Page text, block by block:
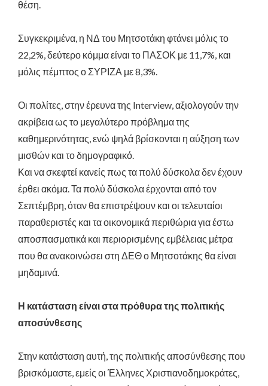
θέση.
Συγκεκριμένα, η ΝΔ του Μητσοτάκη φτάνει μόλις το
22,2%, δεύτερο κόμμα είναι το ΠΑΣΟΚ με 11,7%, και
μόλις πέμπτος ο ΣΥΡΙΖΑ με 8,3%.
Οι πολίτες, στην έρευνα της Interview, αξιολογούν την
ακρίβεια ως το μεγαλύτερο πρόβλημα της
καθημερινότητας, ενώ ψηλά βρίσκονται η αύξηση των
μισθών και το δημογραφικό.
Και να σκεφτεί κανείς πως τα πολύ δύσκολα δεν έχουν
έρθει ακόμα. Τα πολύ δύσκολα έρχονται από τον
Σεπτέμβρη, όταν θα επιστρέψουν και οι τελευταίοι
παραθεριστές και τα οικονομικά περιθώρια για έστω
αποσπασματικά και περιορισμένης εμβέλειας μέτρα
που θα ανακοινώσει στη ΔΕΘ ο Μητσοτάκης θα είναι
μηδαμινά.
Η κατάσταση είναι στα πρόθυρα της πολιτικής
αποσύνθεσης
Στην κατάσταση αυτή, της πολιτικής αποσύνθεσης που
βρισκόμαστε, εμείς οι Έλληνες Χριστιανοδημοκράτες,